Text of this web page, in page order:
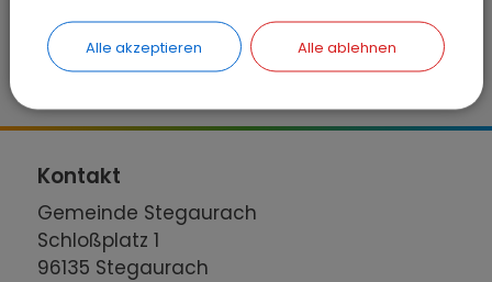
Kontakt
Gemeinde Stegaurach
Schloßplatz 1
96135 Stegaurach
Alle akzeptieren Alle ablehnen